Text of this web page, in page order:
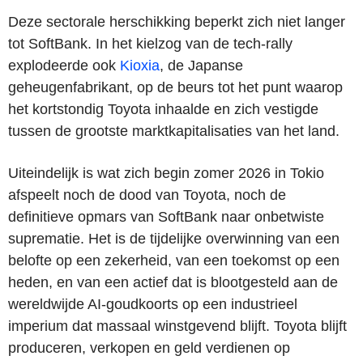
Deze sectorale herschikking beperkt zich niet langer
tot SoftBank. In het kielzog van de tech-rally
explodeerde ook Kioxia, de Japanse
geheugenfabrikant, op de beurs tot het punt waarop
het kortstondig Toyota inhaalde en zich vestigde
tussen de grootste marktkapitalisaties van het land.
Uiteindelijk is wat zich begin zomer 2026 in Tokio
afspeelt noch de dood van Toyota, noch de
definitieve opmars van SoftBank naar onbetwiste
suprematie. Het is de tijdelijke overwinning van een
belofte op een zekerheid, van een toekomst op een
heden, en van een actief dat is blootgesteld aan de
wereldwijde AI-goudkoorts op een industrieel
imperium dat massaal winstgevend blijft. Toyota blijft
produceren, verkopen en geld verdienen op